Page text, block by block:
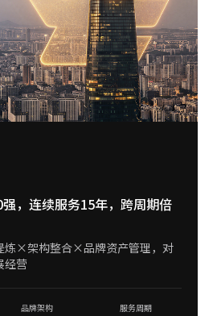
，连续服务15年，跨周期倍
炼×架构整合×品牌资产管理，对
经营
品牌架构 服务周期